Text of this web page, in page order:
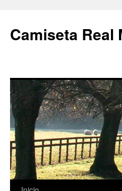
Camiseta Real
Saltar